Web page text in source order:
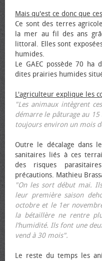
Mais qu'est ce donc que
Ce sont des terres
la mer au fil des ans
littoral. Elles sont
humides.
Le GAEC possède 70 ha
dites prairies humides
L'agriculteur explique les
"Les animaux intègrent
démarre le pâturage au
toujours environ un mois
Outre le décalage dans
sanitaires liés à ces
des risques
précautions. Mathieu
"On les sort début mai.
leur première saison
octobre et le 1er
la bétaillère ne rentre
l’humidité. Ils font une
vend à 30 mois".
Le reste du temps les